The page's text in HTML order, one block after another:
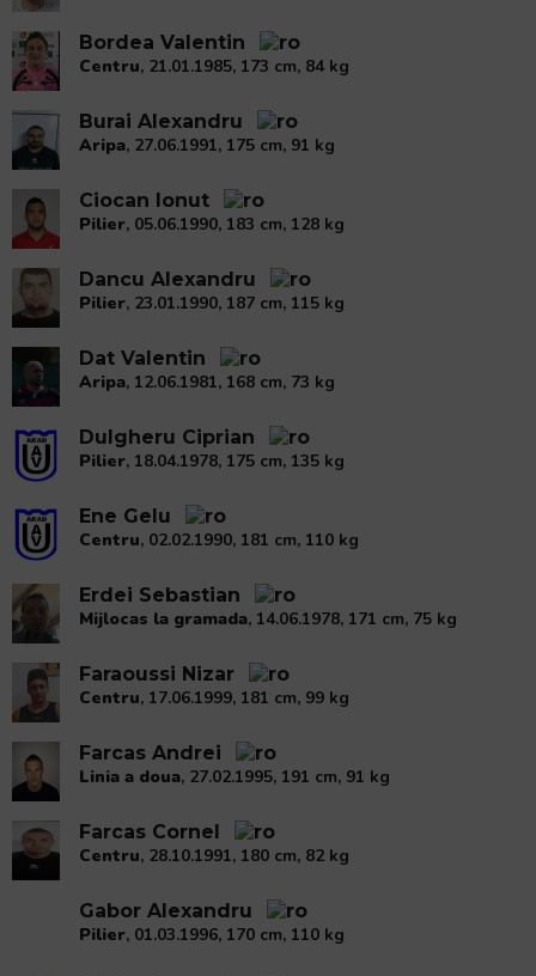
Bordea Valentin
Centru, 21.01.1985, 173 cm, 84 kg
Burai Alexandru
Aripa, 27.06.1991, 175 cm, 91 kg
Ciocan Ionut
Pilier, 05.06.1990, 183 cm, 128 kg
Dancu Alexandru
Pilier, 23.01.1990, 187 cm, 115 kg
Dat Valentin
Aripa, 12.06.1981, 168 cm, 73 kg
Dulgheru Ciprian
Pilier, 18.04.1978, 175 cm, 135 kg
Ene Gelu
Centru, 02.02.1990, 181 cm, 110 kg
Erdei Sebastian
Mijlocas la gramada, 14.06.1978, 171 cm, 75 kg
Faraoussi Nizar
Centru, 17.06.1999, 181 cm, 99 kg
Farcas Andrei
Linia a doua, 27.02.1995, 191 cm, 91 kg
Farcas Cornel
Centru, 28.10.1991, 180 cm, 82 kg
Gabor Alexandru
Pilier, 01.03.1996, 170 cm, 110 kg